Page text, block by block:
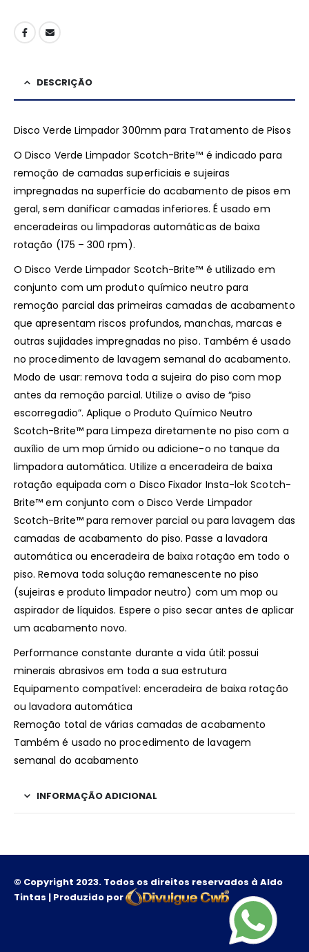
DESCRIÇÃO
Disco Verde Limpador 300mm para Tratamento de Pisos
O Disco Verde Limpador Scotch-Brite™ é indicado para
remoção de camadas superficiais e sujeiras
impregnadas na superfície do acabamento de pisos em
geral, sem danificar camadas inferiores. É usado em
enceradeiras ou limpadoras automáticas de baixa
rotação (175 – 300 rpm).
O Disco Verde Limpador Scotch-Brite™ é utilizado em
conjunto com um produto químico neutro para
remoção parcial das primeiras camadas de acabamento
que apresentam riscos profundos, manchas, marcas e
outras sujidades impregnadas no piso. Também é usado
no procedimento de lavagem semanal do acabamento.
Modo de usar: remova toda a sujeira do piso com mop
antes da remoção parcial. Utilize o aviso de “piso
escorregadio”. Aplique o Produto Químico Neutro
Scotch-Brite™ para Limpeza diretamente no piso com a
auxílio de um mop úmido ou adicione-o no tanque da
limpadora automática. Utilize a enceradeira de baixa
rotação equipada com o Disco Fixador Insta-lok Scotch-
Brite™ em conjunto com o Disco Verde Limpador
Scotch-Brite™ para remover parcial ou para lavagem das
camadas de acabamento do piso. Passe a lavadora
automática ou enceradeira de baixa rotação em todo o
piso. Remova toda solução remanescente no piso
(sujeiras e produto limpador neutro) com um mop ou
aspirador de líquidos. Espere o piso secar antes de aplicar
um acabamento novo.
Performance constante durante a vida útil: possui
minerais abrasivos em toda a sua estrutura
Equipamento compatível: enceradeira de baixa rotação
ou lavadora automática
Remoção total de várias camadas de acabamento
Também é usado no procedimento de lavagem
semanal do acabamento
INFORMAÇÃO ADICIONAL
© Copyright 2023. Todos os direitos reservados à Aldo
Tintas | Produzido por